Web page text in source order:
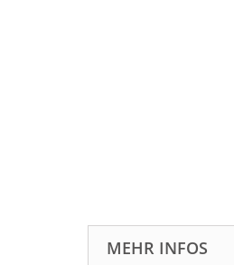
MEHR INFOS